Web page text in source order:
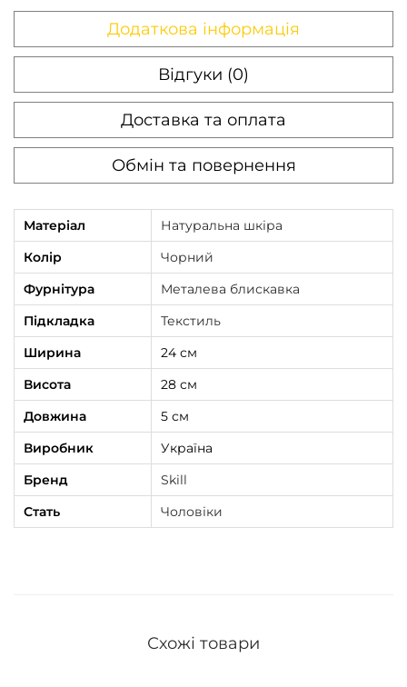
о
і
а
i
l
l
T
a
b
l
e
t
ч
о
р
н
Додаткова інформація
Відгуки (0)
Доставка та оплата
Обмін та повернення
Матеріал
Натуральна шкіра
Колір
Чорний
Фурнітура
Металева блискавка
Підкладка
Текстиль
Ширина
24 см
Висота
28 см
Довжина
5 см
Виробник
Україна
Бренд
Skill
Стать
Чоловіки
Схожі товари